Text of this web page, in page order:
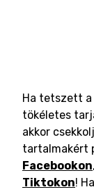
Ha tetszett a
tökéletes
akkor
tartalmakért
Facebookon
Tiktokon!